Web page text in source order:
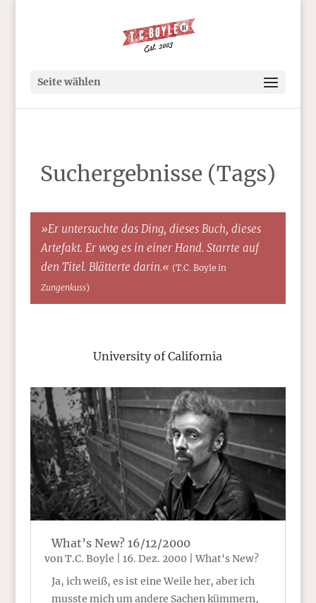
Seite wählen
Suchergebnisse (Tags)
»Er untersuchte das Ding, dieses Buch, dieses
Artefakt. Er wog es in einer Hand. Starrte auf
den Titel. Blätterte darin.« (T.C. Boyle in
Zungenkuss)
University of California
What’s New? 16/12/2000
vonT.C. Boyle 16. Dez. 2000 |What's New?
Ja, ich weiß, es ist eine Weile her, aber ich
musste mich um andere Sachen kümmern,